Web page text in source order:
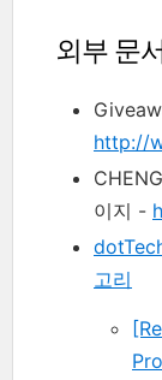
외부 문
http://
이지 -
고리